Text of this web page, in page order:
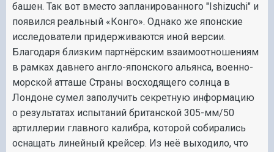
башен. Так вот вместо запланированного "Ishizuchi" и
появился реальный «Конго». Однако же японские
исследователи придерживаются иной версии.
Благодаря близким партнёрским взаимоотношениям
в рамках давнего англо-японского альянса, военно-
морской атташе Страны восходящего солнца в
Лондоне сумел заполучить секретную информацию
о результатах испытаний британской 305-мм/50
артиллерии главного калибра, которой собирались
оснащать линейный крейсер. Из неё выходило, что